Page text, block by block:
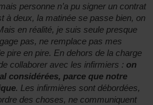
personne n’a pu signer un contrat
à deux, la matinée se passe bien, on
en réalité, je suis seule presque
pas, ne remplace pas mes
pire en pire. En dehors de la charge
collaborer avec les infirmiers : on
considérées, parce que notre
. Les infirmières sont débordées,
des choses, ne communiquent